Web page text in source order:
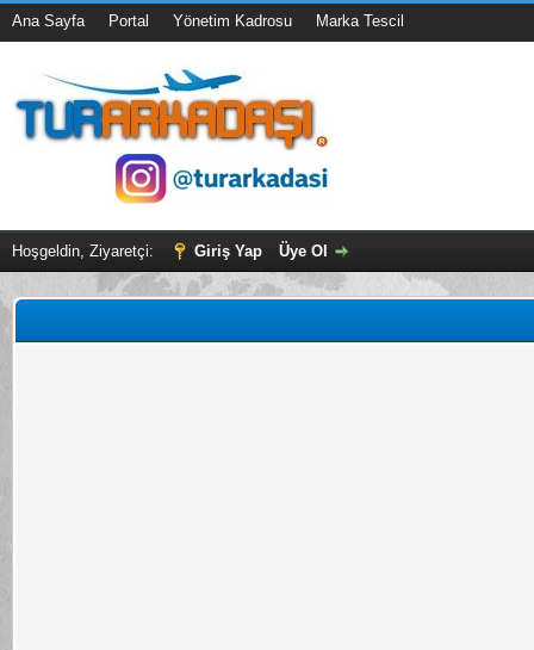
Ana Sayfa Portal Yönetim Kadrosu Marka Tescil
Hoşgeldin, Ziyaretçi: Giriş Yap Üye Ol